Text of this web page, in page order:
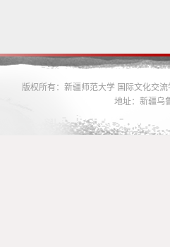
版权所有：新疆师范大学 国际文化交
地址：新疆乌